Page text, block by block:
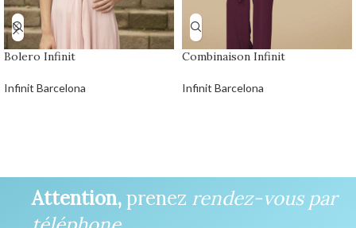
Bolero Infinit
Infinit Barcelona
Combinaison Infinit
Infinit Barcelona
Attention,prenez rendez-vous par